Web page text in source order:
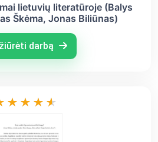
lietuvių literatūroje (Balys
Škėma, Jonas Biliūnas)
darbą